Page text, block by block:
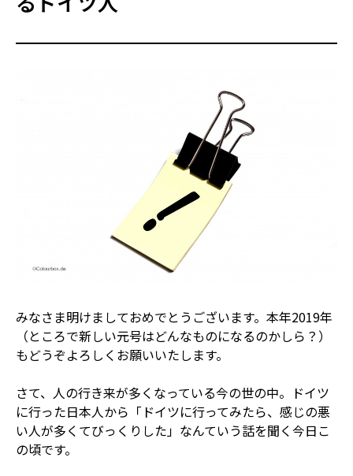
みなさま明けましておめでとうございます。本年2019年
（ところで新しい元号はどんなものになるのかしら？）
もどうぞよろしくお願いいたします。
さて、人の行き来が多くなっている今の世の中。ドイツ
に行った日本人から「ドイツに行ってみたら、感じの悪
い人が多くてびっくりした」なんていう話を聞く今日こ
の頃です。